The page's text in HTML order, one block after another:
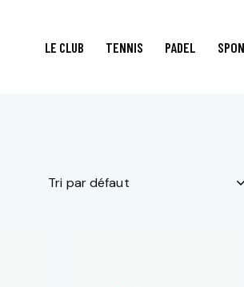
LE CLUB TENNIS PADEL